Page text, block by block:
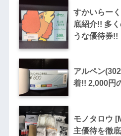
すかいらー
底紹介!! 多
うな優待券!!
アルペン
着!! 2,000円
モノタロウ
主優待を徹